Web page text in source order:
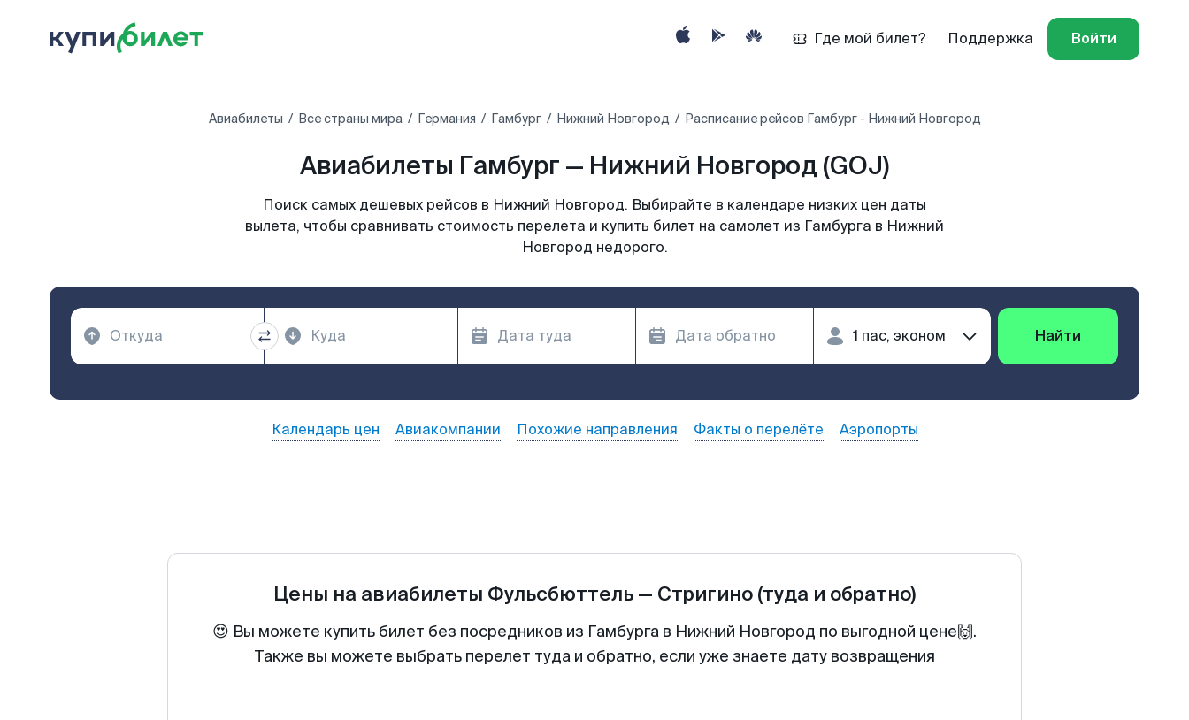
Где мой билет? Поддержка Войти
Авиабилеты Все страны мира Германия Гамбург Нижний Новгород Расписание рейсов Гамбург - Нижний Новгород
Авиабилеты Гамбург — Нижний Новгород (GOJ)
Поиск самых дешевых рейсов в Нижний Новгород. Выбирайте в календаре низких цен даты
вылета, чтобы сравнивать стоимость перелета и купить билет на самолет из Гамбурга в Нижний
Новгород недорого.
Найти
Календарь цен Авиакомпании Похожие направления Факты о перелёте Аэропорты
Цены на авиабилеты Фульсбюттель — Стригино (туда и обратно)
😍 Вы можете купить билет без посредников из Гамбурга в Нижний Новгород по выгодной цене🙌.
Также вы можете выбрать перелет туда и обратно, если уже знаете дату возвращения